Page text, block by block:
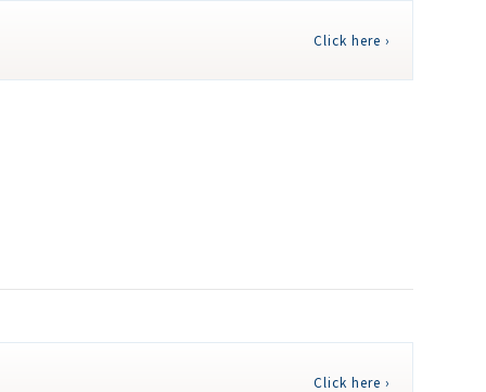
Click here ›
Click here ›